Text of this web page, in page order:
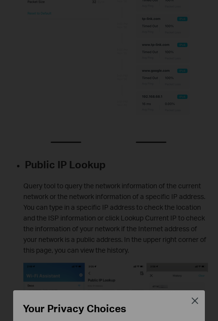
Public IP Lookup
Query tool to query the network information of the current
network or the network information of a specific IP address.
You can type in a specific IP address to check the location
and the ISP information or click Lookup Current IP to check
the information of your network if the Internet address of
your network is a public address. In the upper right corner of
this page, you can view the history.
Your Privacy Choices
Close